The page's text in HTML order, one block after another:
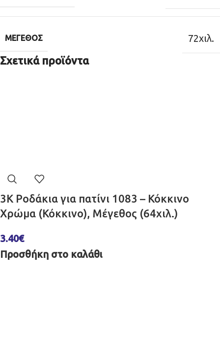
ΜΈΓΕΘΟΣ 72χιλ.
Σχετικά προϊόντα
3K Ροδάκια για πατίνι 1083 – Κόκκινο
Χρώμα (Κόκκινο), Μέγεθος (64χιλ.)
3.40€
Προσθήκη στο καλάθι